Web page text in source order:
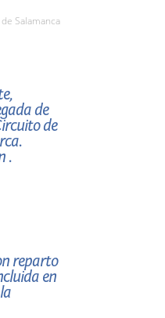
Salamanca
de
de
.
reparto
en